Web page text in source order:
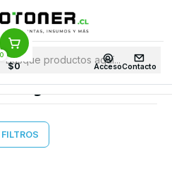
0
$0 AccesoContacto
· Despachoa Todo Chile · Retiro en
en24 Horas
Original
Original
FILTROS